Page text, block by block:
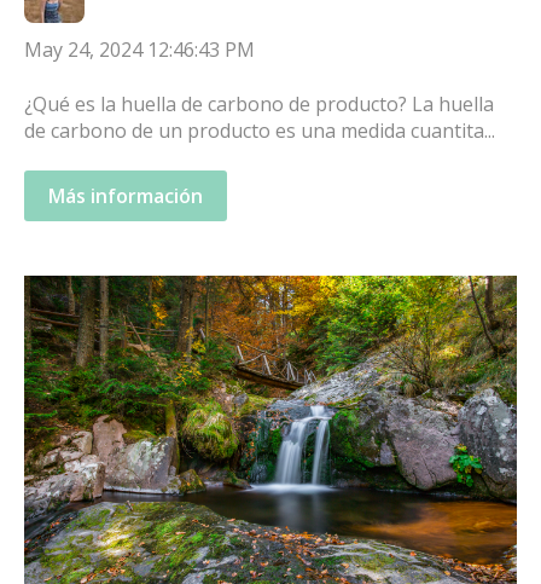
May 24, 2024 12:46:43 PM
¿Qué es la huella de carbono de producto? La huella
de carbono de un producto es una medida cuantita...
Más información